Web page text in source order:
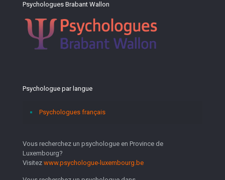
Psychologues Brabant Wallon
Psychologue par langue
Psychologues français
Vous recherchez un psychologue en Province de
Luxembourg?
Visitez www.psychologue-luxembourg.be